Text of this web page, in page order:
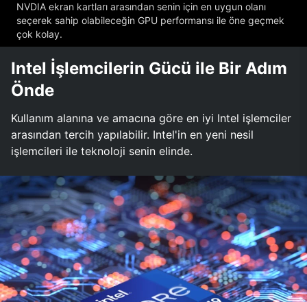
NVDIA ekran kartları arasından senin için en uygun olanı
seçerek sahip olabileceğin GPU performansı ile öne geçmek
çok kolay.
Intel İşlemcilerin Gücü ile Bir Adım
Önde
Kullanım alanına ve amacına göre en iyi Intel işlemciler
arasından tercih yapılabilir. Intel'in en yeni nesil
işlemcileri ile teknoloji senin elinde.